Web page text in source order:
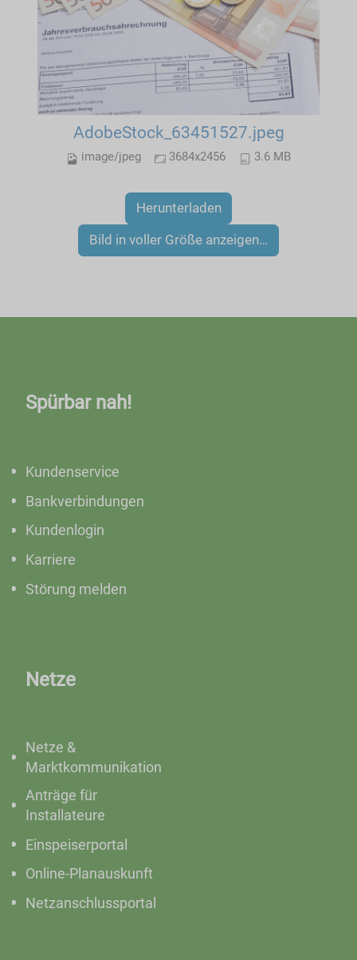
AdobeStock_63451527.jpeg
image/jpeg 3684x2456 3.6 MB
Herunterladen
Bild in voller Größe anzeigen…
Spürbar nah!
Kundenservice
Bankverbindungen
Kundenlogin
Karriere
Störung melden
Netze
Netze &
Marktkommunikation
Anträge für
Installateure
Einspeiserportal
Online-Planauskunft
Netzanschlussportal